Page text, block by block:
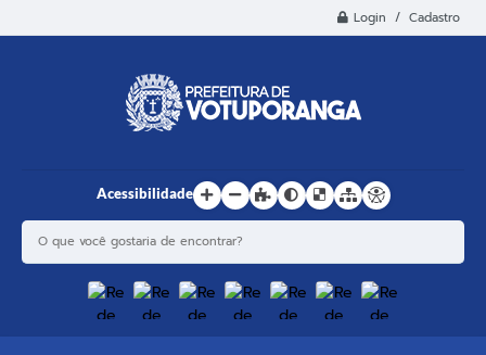
Login / Cadastro
Acessibilidade